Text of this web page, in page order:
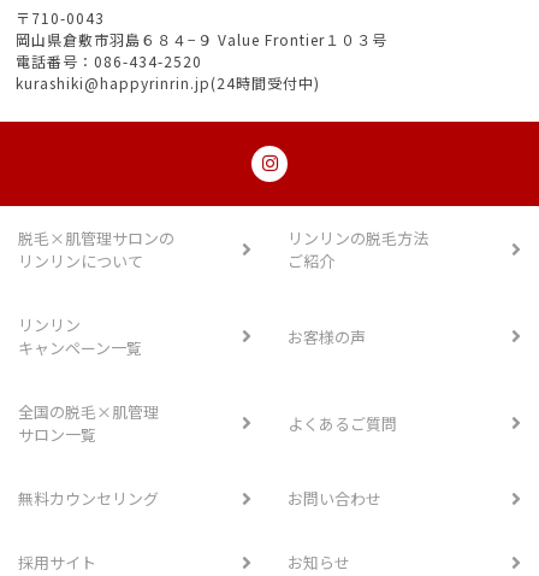
〒710-0043
岡山県倉敷市羽島６８４−９ Value Frontier１０３号
電話番号：086-434-2520
kurashiki@happyrinrin.jp(24時間受付中)
脱毛×肌管理サロンの
リンリンについて
リンリンの脱毛方法
ご紹介
リンリン
キャンペーン一覧
お客様の声
全国の脱毛×肌管理
サロン一覧
よくあるご質問
無料カウンセリング お問い合わせ
採用サイト お知らせ